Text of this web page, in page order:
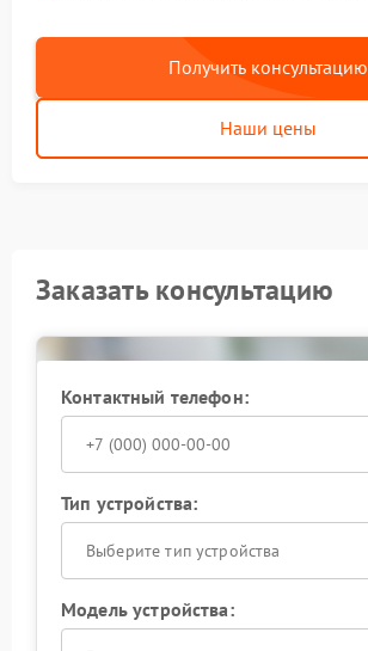
Получить консультацию
Наши цены
Заказать консультацию
Контактный телефон:
Тип устройства:
Выберите тип устройства
Модель устройства: